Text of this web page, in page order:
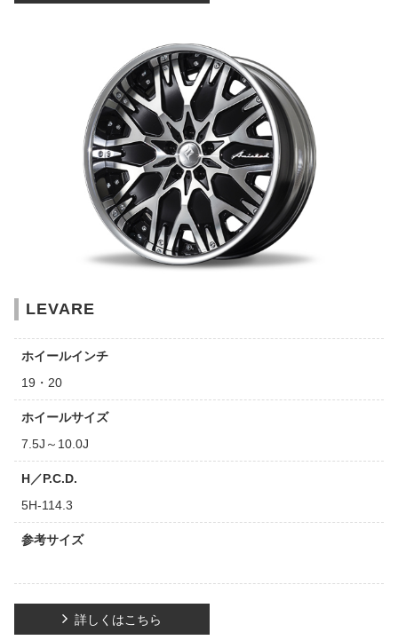
LEVARE
ホイールインチ
19・20
ホイールサイズ
7.5J～10.0J
H／P.C.D.
5H-114.3
参考サイズ
詳しくはこちら